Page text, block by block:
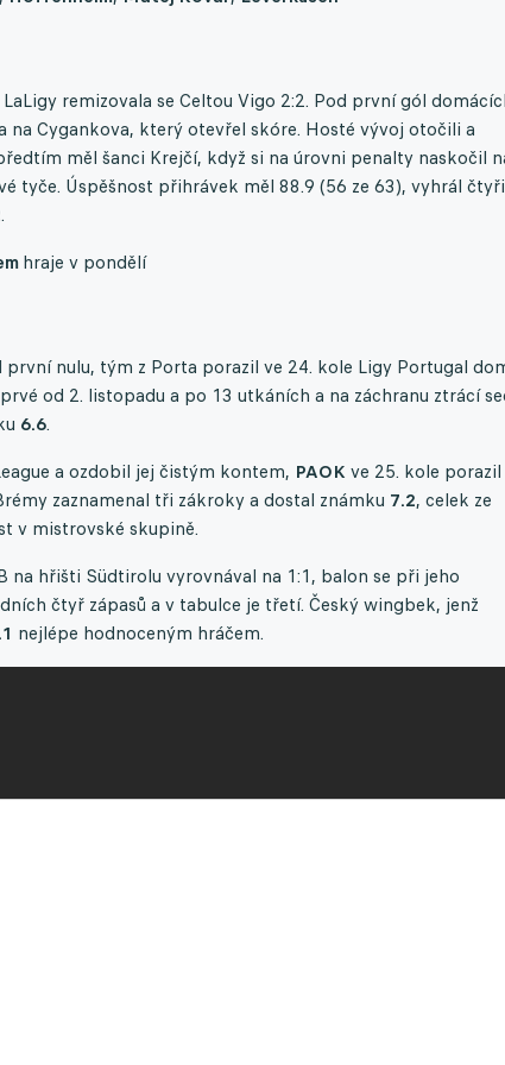
remizovala se Celtou Vigo 2:2. Pod první gól
na Cygankova, který otevřel skóre. Hosté vývoj otočili a
měl šanci Krejčí, když si na úrovni penalty naskočil
tyče. Úspěšnost přihrávek měl 88.9 (56 ze 63), vyhrál
.
hraje v pondělí
první nulu, tým z Porta porazil ve 24. kole Ligy Portugal
od 2. listopadu a po 13 utkáních a na záchranu ztrácí
6.6.
a ozdobil jej čistým kontem, PAOK ve 25. kole porazil
zaznamenal tři zákroky a dostal známku 7.2, celek ze
v mistrovské skupině.
na hřišti Südtirolu vyrovnával na 1:1, balon se při jeho
čtyř zápasů a v tabulce je třetí. Český wingbek, jenž
nejlépe hodnoceným hráčem.